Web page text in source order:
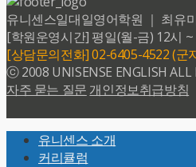
유니센스일대일영어학원 ｜ 최유
[학원운영시간] 평일(월-금) 12시
[상담문의전화] 02-6405-4522 (
ⓒ 2008 UNISENSE ENGLISH ALL
자주 묻는 질문 개인정보취급방침
Top
유니센스 소개
커리큘럼